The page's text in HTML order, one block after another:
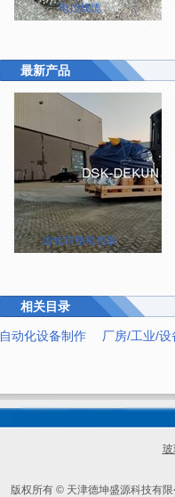
电控线缆
最新产品
齿轮箱整机包装
相关目录
自动化设备制作 厂房/工业/
版权所有 © 天津德坤盛源科技有